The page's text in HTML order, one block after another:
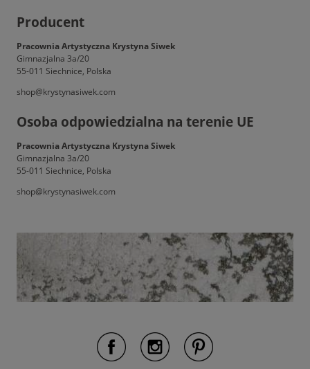
Producent
Pracownia Artystyczna Krystyna Siwek
Gimnazjalna 3a/20
55-011 Siechnice, Polska
shop@krystynasiwek.com
Osoba odpowiedzialna na terenie UE
Pracownia Artystyczna Krystyna Siwek
Gimnazjalna 3a/20
55-011 Siechnice, Polska
shop@krystynasiwek.com